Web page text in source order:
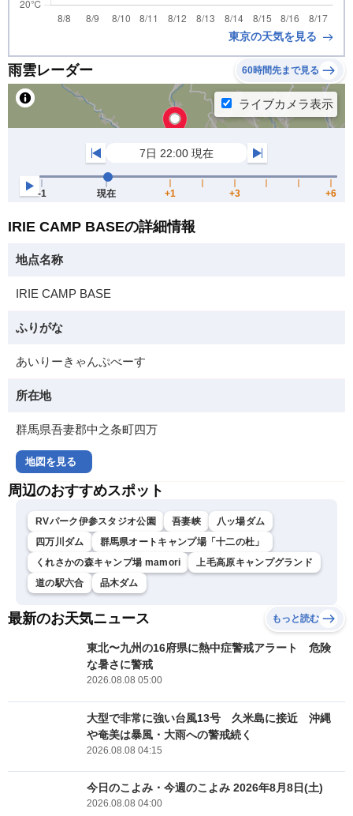
東京の天気を見る
雨雲レーダー 60時間先まで見る
IRIE CAMP BASEの詳細情報
地点名称
IRIE CAMP BASE
ふりがな
あいりーきゃんぷべーす
所在地
群馬県吾妻郡中之条町四万
地図を見る
周辺のおすすめスポット
RVパーク伊参スタジオ公園 吾妻峡
八ッ場ダム
四万川ダム
群馬県オートキャンプ場「十二の杜」
くれさかの森キャンプ場 mamori
上毛高原キャンプグランド
道の駅六合
品木ダム
最新のお天気ニュース もっと読む
東北〜九州の16府県に熱中症警戒アラート 危険
な暑さに警戒
2026.08.08 05:00
大型で非常に強い台風13号 久米島に接近 沖縄
や奄美は暴風・大雨への警戒続く
2026.08.08 04:15
今日のこよみ・今週のこよみ 2026年8月8日(土)
2026.08.08 04:00